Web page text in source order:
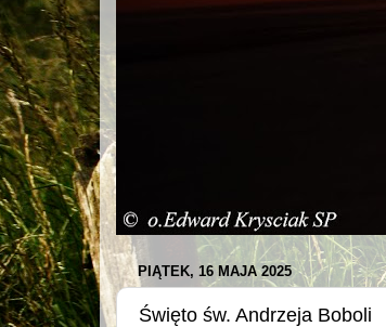
PIĄTEK, 16 MAJA 2025
Święto św. Andrzeja Boboli